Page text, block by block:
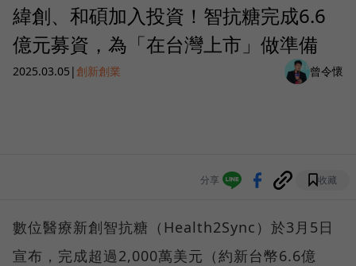
緯創、和碩加入投資！智抗糖完成6.6
億元募資，為「在台灣上市」做準備
2025.03.05 |創新創業 曾令懷
分享 收藏
數位醫療新創智抗糖（Health2Sync）於3月5日
宣布，完成超過2,000萬美元（約新台幣6.6億